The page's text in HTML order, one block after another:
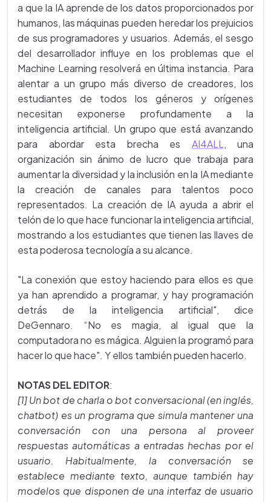
a que la IA aprende de los datos proporcionados por
humanos, las máquinas pueden heredar los prejuicios
de sus programadores y usuarios. Además, el sesgo
del desarrollador influye en los problemas que el
Machine Learning resolverá en última instancia. Para
alentar a un grupo más diverso de creadores, los
estudiantes de todos los géneros y orígenes
necesitan exponerse profundamente a la
inteligencia artificial. Un grupo que está avanzando
para abordar esta brecha es AI4ALL, una
organización sin ánimo de lucro que trabaja para
aumentar la diversidad y la inclusión en la IA mediante
la creación de canales para talentos poco
representados. La creación de IA ayuda a abrir el
telón de lo que hace funcionar la inteligencia artificial,
mostrando a los estudiantes que tienen las llaves de
esta poderosa tecnología a su alcance.
"La conexión que estoy haciendo para ellos es que
ya han aprendido a programar, y hay programación
detrás de la inteligencia artificial", dice
DeGennaro. “No es magia, al igual que la
computadora no es mágica. Alguien la programó para
hacer lo que hace". Y ellos también pueden hacerlo.
NOTAS DEL EDITOR:
[1] Un bot de charla o bot conversacional (en inglés,
chatbot) es un programa que simula mantener una
conversación con una persona al proveer
respuestas automáticas a entradas hechas por el
usuario. Habitualmente, la conversación se
establece mediante texto, aunque también hay
modelos que disponen de una interfaz de usuario